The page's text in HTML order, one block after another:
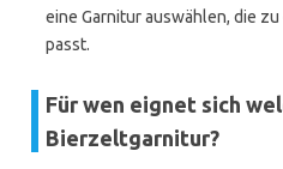
eine Garnitur auswählen, die
passt.
Für wen eignet sich
Bierzeltgarnitur?